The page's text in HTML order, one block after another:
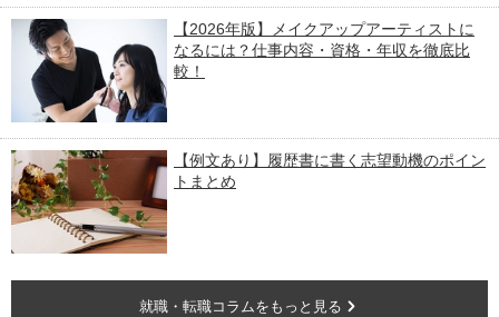
【2026年版】メイクアップアーティストに
なるには？仕事内容・資格・年収を徹底比
較！
【例文あり】履歴書に書く志望動機のポイン
トまとめ
就職・転職コラムをもっと見る